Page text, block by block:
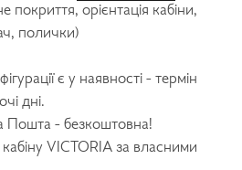
покриття, орієнтація кабіни,
полички)
є у наявності - термін
дні.
Пошта - безкоштовна!
VICTORIA за власними